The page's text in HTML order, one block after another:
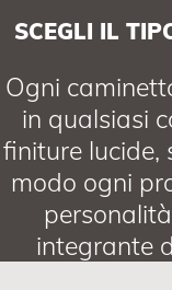
SCEGLI IL
Ogni
in qualsiasi
finiture lucide,
modo ogni
integrante